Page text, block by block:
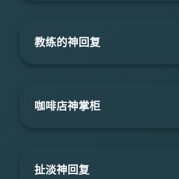
教练的神回复
咖啡店神掌柜
扯淡神回复